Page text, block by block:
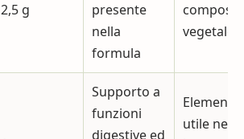
2,5 g
presente
nella
formula
vegetale
Supporto a
funzioni
digestive ed
Elemento
utile nella